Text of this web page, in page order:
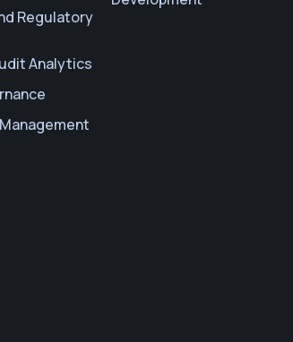
Regulatory
Analytics